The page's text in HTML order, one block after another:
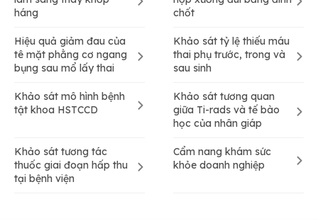
háng
chốt
Hiệu quả giảm đau của
tê mặt phằng cơ ngang
bụng sau mổ lấy thai
Khảo sát tỷ lệ thiếu máu
thai phụ trước, trong và
sau sinh
Khảo sát mô hình bệnh
tật khoa HSTCCD
Khảo sát tương quan
giữa Ti-rads và tế bào
học của nhân giáp
Khảo sát tương tác
thuốc giai đoạn hấp thu
tại bệnh viện
Cẩm nang khám sức
khỏe doanh nghiệp